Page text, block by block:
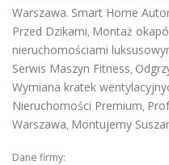
Warszawa. Smart Home
Przed Dzikami, Montaż
nieruchomościami
Serwis Maszyn Fitness,
Wymiana kratek
Nieruchomości Premium,
Warszawa, Montujemy
Dane firmy: